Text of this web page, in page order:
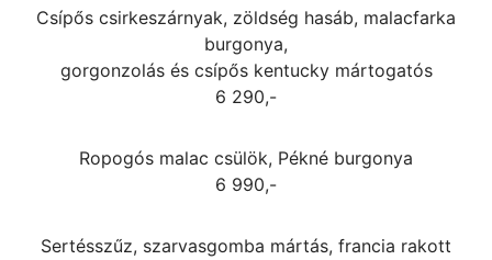
Csípős csirkeszárnyak, zöldség hasáb, malacfarka
burgonya,
gorgonzolás és csípős kentucky mártogatós
6 290,-
Ropogós malac csülök, Pékné burgonya
6 990,-
Sertésszűz, szarvasgomba mártás, francia rakott